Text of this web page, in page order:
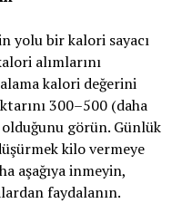
yolu bir kalori sayacı
alımlarını
kalori değerini
300–500 (daha
görün. Günlük
kilo vermeye
aşağıya inmeyin,
faydalanın.